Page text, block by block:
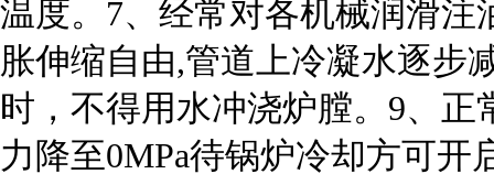
温度。7、经常对各机械润滑
胀伸缩自由,管道上冷凝水逐步
时，不得用水冲浇炉膛。9、
力降至0MPa待锅炉冷却方可